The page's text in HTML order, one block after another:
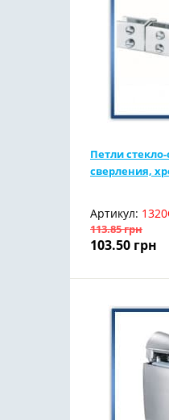
Петли
сверления,
Артикул:
113.85грн
103.50 грн